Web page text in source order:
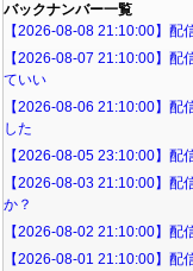
バックナンバー一覧
【2026-08-08 21:10:00】
【2026-08-07 21:10:00】配
ていい
【2026-08-06 21:10:00】配
した
【2026-08-05 23:10:00】配
【2026-08-03 21:10:00】
か？
【2026-08-02 21:10:00】配
【2026-08-01 21:10:00】